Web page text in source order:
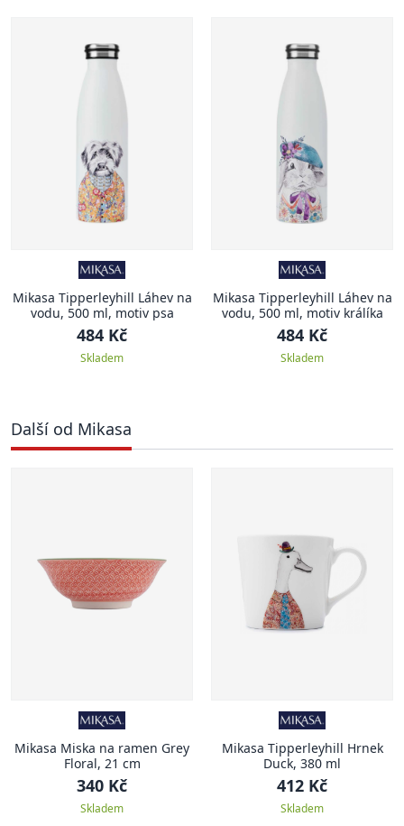
Mikasa Tipperleyhill Láhev na
vodu, 500 ml, motiv psa
484 Kč
Skladem
Mikasa Tipperleyhill Láhev na
vodu, 500 ml, motiv králíka
484 Kč
Skladem
Další od Mikasa
Mikasa Miska na ramen Grey
Floral, 21 cm
340 Kč
Skladem
Mikasa Tipperleyhill Hrnek
Duck, 380 ml
412 Kč
Skladem